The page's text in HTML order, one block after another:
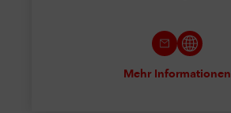
Mehr Informationen